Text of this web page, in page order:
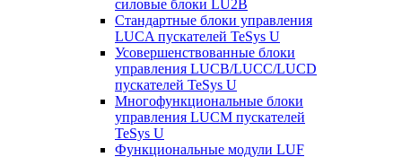
силовые блоки LU2B
Стандартные блоки управления
LUCA пускателей TeSys U
Усовершенствованные блоки
управления LUCB/LUCC/LUCD
пускателей TeSys U
Многофункциональные блоки
управления LUCM пускателей
TeSys U
Функциональные модули LUF